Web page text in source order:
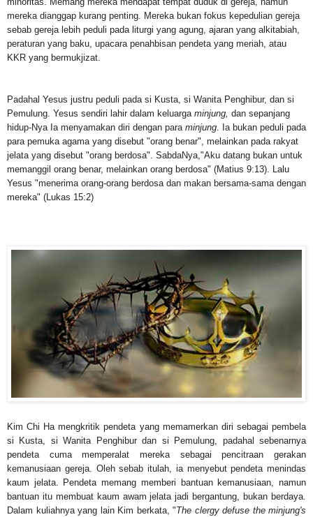
mereka dianggap kurang penting. Mereka bukan fokus kepedulian gereja
sebab gereja lebih peduli pada liturgi yang agung, ajaran yang alkitabiah,
peraturan yang baku, upacara penahbisan pendeta yang meriah, atau
KKR yang bermukjizat.
Padahal Yesus justru peduli pada si Kusta, si Wanita Penghibur, dan si
Pemulung. Yesus sendiri lahir dalam keluarga minjung, dan sepanjang
hidup-Nya Ia menyamakan diri dengan para minjung . Ia bukan peduli pada
para pemuka agama yang disebut "orang benar", melainkan pada rakyat
jelata yang disebut "orang berdosa". SabdaNya,"Aku datang bukan untuk
memanggil orang benar, melainkan orang berdosa" (Matius 9:13). Lalu
Yesus "menerima orang-orang berdosa dan makan bersama-sama dengan
mereka" (Lukas 15:2)
Kim Chi Ha mengkritik pendeta yang memamerkan diri sebagai pembela
si Kusta, si Wanita Penghibur dan si Pemulung, padahal sebenarnya
pendeta cuma memperalat mereka sebagai pencitraan gerakan
kemanusiaan gereja. Oleh sebab itulah, ia menyebut pendeta menindas
kaum jelata. Pendeta memang memberi bantuan kemanusiaan, namun
bantuan itu membuat kaum awam jelata jadi bergantung, bukan berdaya.
Dalam kuliahnya yang lain Kim berkata, "The clergy defuse the minjung's